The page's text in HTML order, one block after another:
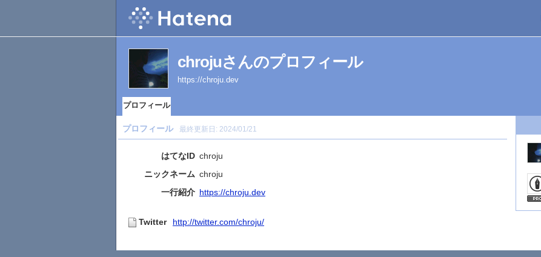
chrojuさんのプロフィール
https://chroju.dev
プロフィール
プロフィール 最終更新日: 2024/01/21
はてなID chroju
ニックネーム chroju
一行紹介 https://chroju.dev
Twitter http://twitter.com/chroju/